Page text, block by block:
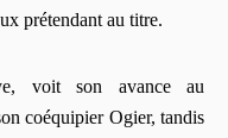
prétendant au titre.
voit son avance au
coéquipier Ogier, tandis